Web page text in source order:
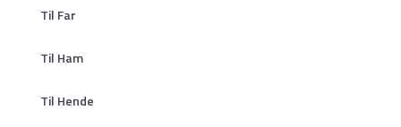
Til Far
Til Ham
Til Hende